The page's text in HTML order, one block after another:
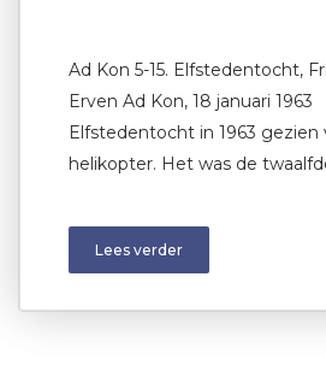
Ad Kon 5-15. Elfstedentocht,
Erven Ad Kon, 18 januari
Elfstedentocht in 1963 gezien
helikopter. Het was de
Lees verder